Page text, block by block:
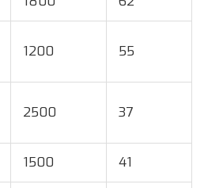
1200 55
2500 37
1500 41